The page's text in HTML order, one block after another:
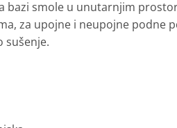
bazi smole u unutarnjim
za upojne i neupojne podne
sušenje.